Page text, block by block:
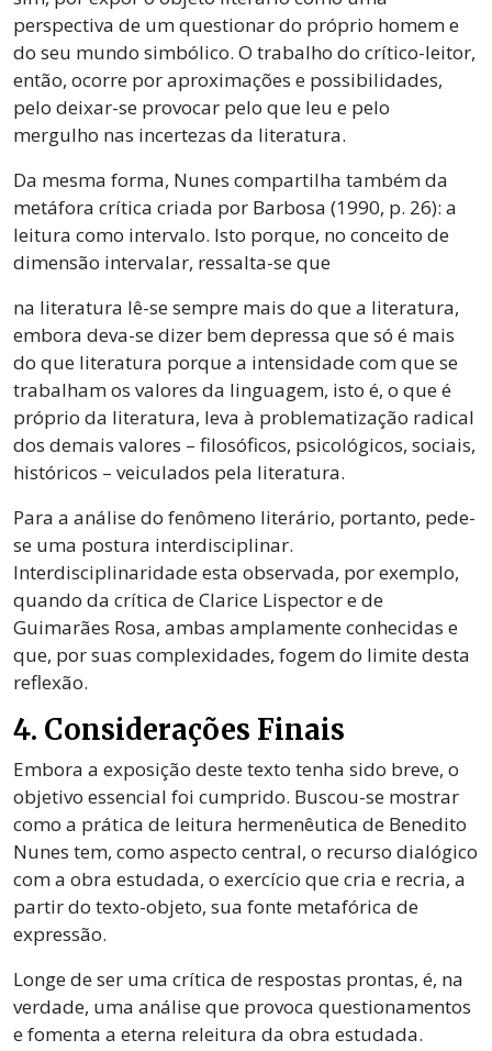
perspectiva de um questionar do próprio homem e
do seu mundo simbólico. O trabalho do crítico-leitor,
então, ocorre por aproximações e possibilidades,
pelo deixar-se provocar pelo que leu e pelo
mergulho nas incertezas da literatura.
Da mesma forma, Nunes compartilha também da
metáfora crítica criada por Barbosa (1990, p. 26): a
leitura como intervalo. Isto porque, no conceito de
dimensão intervalar, ressalta-se que
na literatura lê-se sempre mais do que a literatura,
embora deva-se dizer bem depressa que só é mais
do que literatura porque a intensidade com que se
trabalham os valores da linguagem, isto é, o que é
próprio da literatura, leva à problematização radical
dos demais valores – filosóficos, psicológicos, sociais,
históricos – veiculados pela literatura.
Para a análise do fenômeno literário, portanto, pede-
se uma postura interdisciplinar.
Interdisciplinaridade esta observada, por exemplo,
quando da crítica de Clarice Lispector e de
Guimarães Rosa, ambas amplamente conhecidas e
que, por suas complexidades, fogem do limite desta
reflexão.
4. Considerações Finais
Embora a exposição deste texto tenha sido breve, o
objetivo essencial foi cumprido. Buscou-se mostrar
como a prática de leitura hermenêutica de Benedito
Nunes tem, como aspecto central, o recurso dialógico
com a obra estudada, o exercício que cria e recria, a
partir do texto-objeto, sua fonte metafórica de
expressão.
Longe de ser uma crítica de respostas prontas, é, na
verdade, uma análise que provoca questionamentos
e fomenta a eterna releitura da obra estudada.